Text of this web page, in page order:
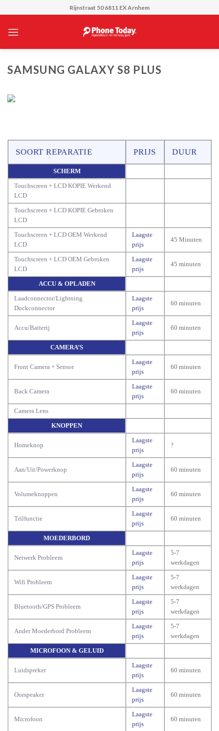
content
Rijnstraat 50 6811 EX Arnhem
SAMSUNG GALAXY S8 PLUS
SOORT REPARATIE PRIJS DUUR
SCHERM
Touchscreen + LCD KOPIE Werkend
LCD
Touchscreen + LCD KOPIE Gebroken
LCD
Touchscreen + LCD OEM Werkend
LCD
Laagste
prijs
45 Minuten
Touchscreen + LCD OEM Gebroken
LCD
Laagste
prijs
45 minuten
ACCU & OPLADEN
Laadconnector/Lightning
Dockconnector
Laagste
prijs
60 minuten
Accu/Batterij
Laagste
prijs
60 minuten
CAMERA’S
Front Camera + Sensor
Laagste
prijs
60 minuten
Back Camera
Laagste
prijs
60 minuten
Camera Lens
KNOPPEN
Homeknop
Laagste
prijs
?
Aan/Uit/Powerknop
Laagste
prijs
60 minuten
Volumeknoppen
Laagste
prijs
60 minuten
Trilfunctie
Laagste
prijs
60 minuten
MOEDERBORD
Netwerk Probleem
Laagste
prijs
5-7
werkdagen
Wifi Probleem
Laagste
prijs
5-7
werkdagen
Bluetooth/GPS Probleem
Laagste
prijs
5-7
werkdagen
Ander Moederbord Probleem
Laagste
prijs
5-7
werkdagen
MICROFOON & GELUID
Luidspreker
Laagste
prijs
60 minuten
Oorspeaker
Laagste
prijs
60 minuten
Microfoon
Laagste
prijs
60 minuten